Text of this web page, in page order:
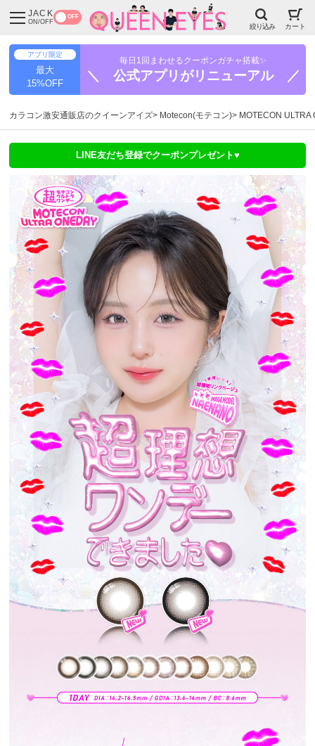
JACK
ON/OFF
OFF
絞り込み カート
アプリ限定
最大
15%OFF
毎日1回まわせるクーポンガチャ搭載✨
＼ 公式アプリがリニューアル ／
カラコン激安通販店のクイーンアイズ Motecon(モテコン) MOTECON
LINE友だち登録でクーポンプレゼント♥